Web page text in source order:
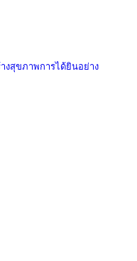
งสุขภาพการได้ยินอย่าง